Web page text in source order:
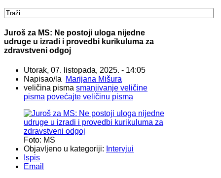
Juroš za MS: Ne postoji uloga nijedne
udruge u izradi i provedbi kurikuluma za
zdravstveni odgoj
Utorak, 07. listopada, 2025. - 14:05
Napisao/la
Marijana Mišura
veličina pisma smanjivanje veličine
pisma povećajte veličinu pisma
Foto: MS
Objavljeno u kategoriji: Intervjui
Ispis
Email